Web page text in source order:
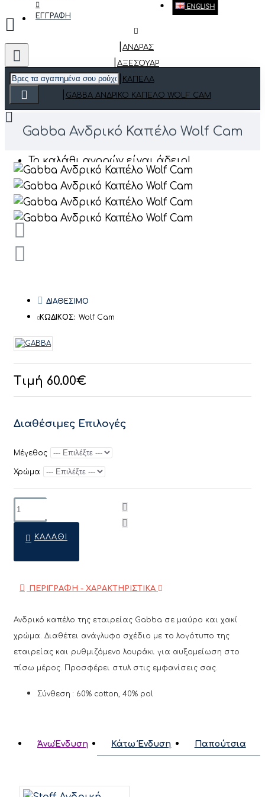
ΕΓΓΡΑΦΗ
ENGLISH
Το καλάθι αγορών είναι άδειο!
ΑΝΔΡΑΣ
ΑΞΕΣΟΥΆΡ
ΚΑΠΈΛΑ
GABBA ΑΝΔΡΙΚΌ ΚΑΠΈΛΟ WOLF CAM
Gabba Ανδρικό Καπέλο Wolf Cam
Τιμή 60.00€
ΔΙΑΘΕΣΙΜΟ
ΚΩΔΙΚΟΣ: Wolf Cam
Διαθέσιμες Επιλογές
Μέγεθος
Χρώμα
ΚΑΛΆΘΙ
ΠΕΡΙΓΡΑΦΗ - ΧΑΡΑΚΤΗΡΙΣΤΙΚΑ
Ανδρικό καπέλο της εταιρείας Gabba σε μαύρο και χακί
χρώμα. Διαθέτει ανάγλυφο σχέδιο με το λογότυπο της
εταιρείας και ρυθμιζόμενο λουράκι για αυξομείωση στο
πίσω μέρος. Προσφέρει στυλ στις εμφανίσεις σας.
Σύνθεση : 60% cotton, 40% pol
ΆνωΈνδυση Κάτω Ένδυση Παπούτσια